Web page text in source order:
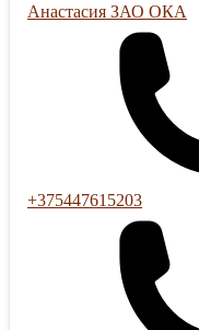
Анастасия ЗАО ОКА
+375447615203